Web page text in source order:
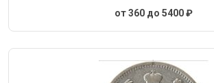
от 360 до 5400 ₽